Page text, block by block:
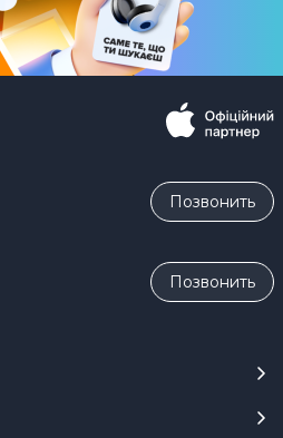
представленного на фото,
могут изменяться
уточняйте у менеджера
Позвонить
Позвонить